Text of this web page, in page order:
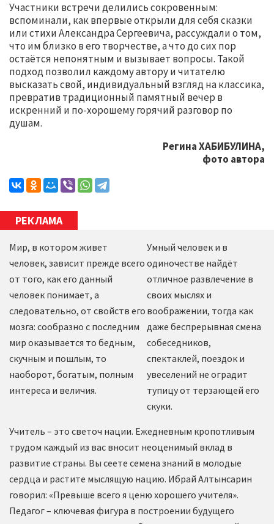
Участники встречи делились сокровенным:
вспоминали, как впервые открыли для себя сказки
или стихи Александра Сергеевича, рассуждали о том,
что им близко в его творчестве, а что до сих пор
остаётся непонятным и вызывает вопросы. Такой
подход позволил каждому автору и читателю
высказать свой, индивидуальный взгляд на классика,
превратив традиционный памятный вечер в
искренний и по-хорошему горячий разговор по
душам.
Регина ХАБИБУЛИНА,
фото автора
РЕКЛАМА
Мир, в котором живет
человек, зависит прежде всего
от того, как его данный
человек понимает, а
следовательно, от свойств его
мозга: сообразно с последним
мир оказывается то бедным,
скучным и пошлым, то
наоборот, богатым, полным
интереса и величия.
Умный человек и в
одиночестве найдёт
отличное развлечение в
своих мыслях и
воображении, тогда как
даже беспрерывная смена
собеседников,
спектаклей, поездок и
увеселений не оградит
тупицу от терзающей его
скуки.
Учитель – это светоч нации. Ежедневным кропотливым
трудом каждый из вас вносит неоценимый вклад в
развитие страны. Вы сеете семена знаний в молодые
сердца и растите мыслящую нацию. Ибрай Алтынсарин
говорил: «Превыше всего я ценю хорошего учителя».
Педагог – ключевая фигура в построении будущего